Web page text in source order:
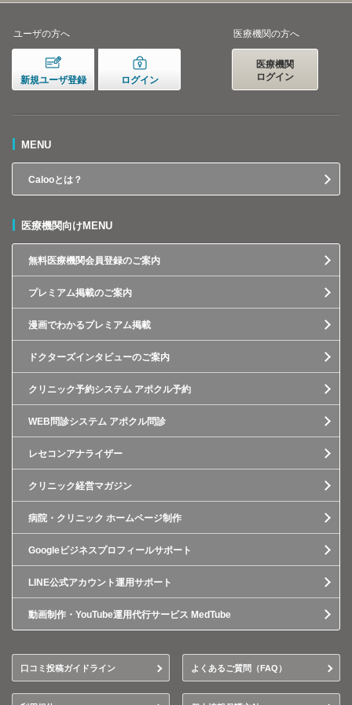
ユーザの方へ
新規ユーザ登録 ログイン
医療機関の方へ
医療機関
ログイン
MENU
Calooとは？
医療機関向けMENU
無料医療機関会員登録のご案内
プレミアム掲載のご案内
漫画でわかるプレミアム掲載
ドクターズインタビューのご案内
クリニック予約システム アポクル予約
WEB問診システム アポクル問診
レセコンアナライザー
クリニック経営マガジン
病院・クリニック ホームページ制作
Googleビジネスプロフィールサポート
LINE公式アカウント運用サポート
動画制作・YouTube運用代行サービス MedTube
口コミ投稿ガイドライン よくあるご質問（FAQ）